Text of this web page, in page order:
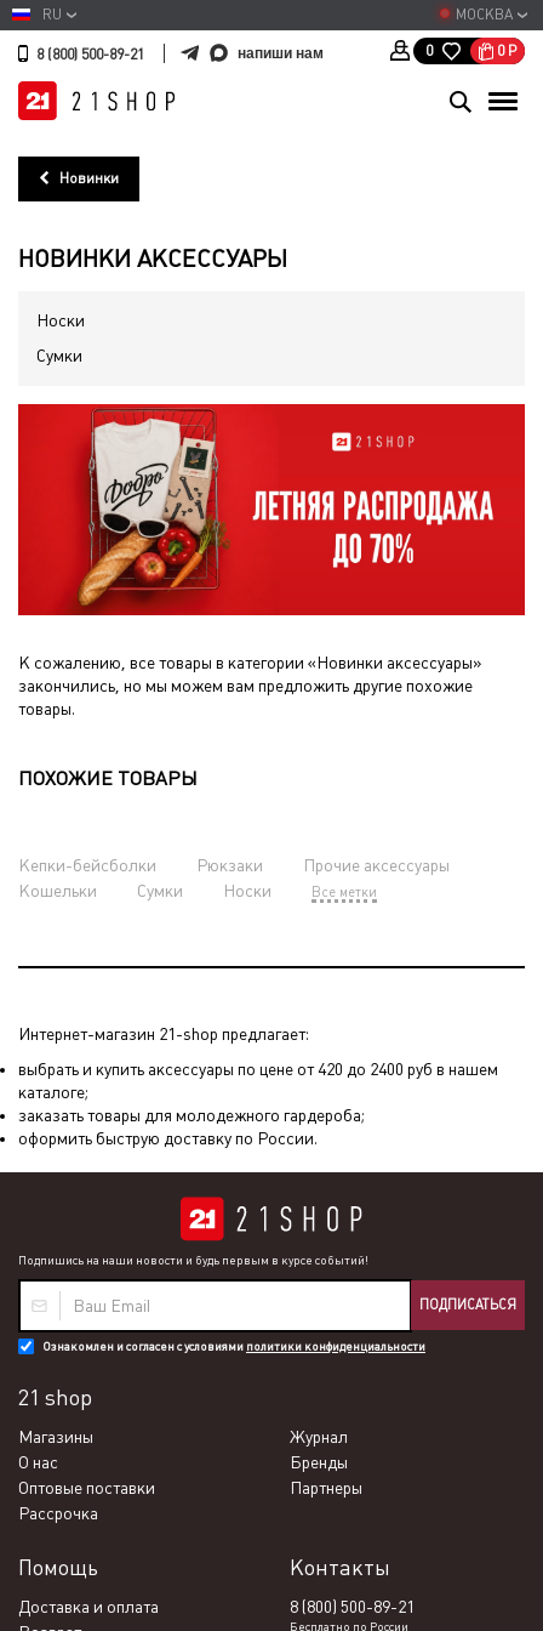
МОСКВА
RU
8 (800) 500-89-21 напиши нам 0 0 Р
Новинки
НОВИНКИ АКСЕССУАРЫ
Носки
Сумки
К сожалению, все товары в категории «Новинки аксессуары»
закончились, но мы можем вам предложить другие похожие
товары.
ПОХОЖИЕ ТОВАРЫ
Кепки-бейсболки Рюкзаки
Прочие аксессуары
Кошельки
Сумки Носки Все метки
Интернет-магазин 21-shop предлагает:
выбрать и купить аксессуары по цене от 420 до 2400 руб в нашем
каталоге;
заказать товары для молодежного гардероба;
оформить быструю доставку по России.
Подпишись на наши новости и будь первым в курсе событий!
ПОДПИСАТЬСЯ
Ознакомлен и согласен с условиями политики конфиденциальности
21 shop
Магазины
Журнал
О нас
Бренды
Оптовые поставки
Партнеры
Рассрочка
Помощь
Доставка и оплата
Контакты
8 (800) 500-89-21
Бесплатно по России